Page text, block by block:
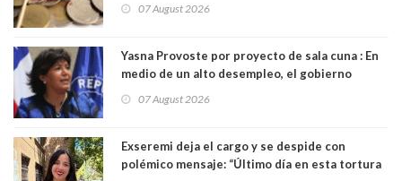
07 August 2026
Yasna Provoste por proyecto de sala cuna : En
medio de un alto desempleo, el gobierno
07 August 2026
Exseremi deja el cargo y se despide con
polémico mensaje: “Último día en esta tortura